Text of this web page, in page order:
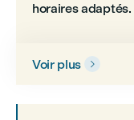
horaires adaptés.
Voir plus 